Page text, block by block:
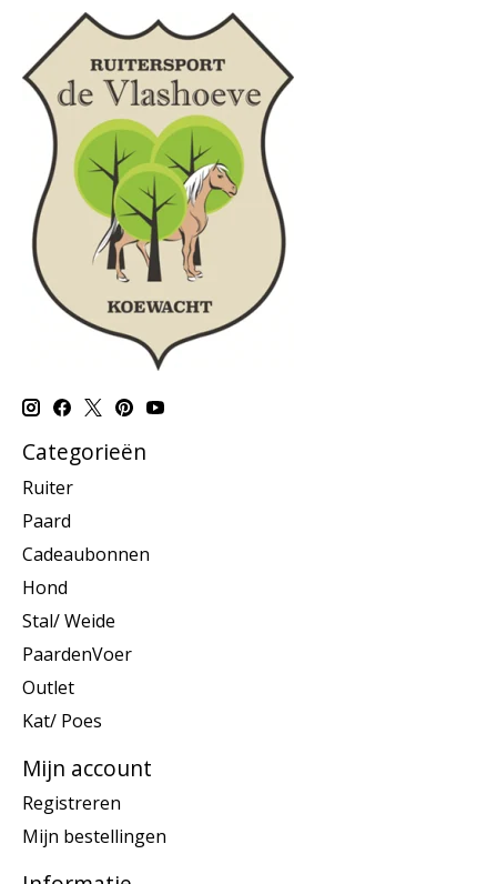
Categorieën
Ruiter
Paard
Cadeaubonnen
Hond
Stal/ Weide
PaardenVoer
Outlet
Kat/ Poes
Mijn account
Registreren
Mijn bestellingen